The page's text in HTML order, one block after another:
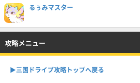
るぅみマスター
攻略メニュー
▶︎三国ドライブ攻略トップへ戻る